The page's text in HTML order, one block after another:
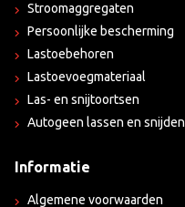
Stroomaggregaten
Persoonlijke bescherming
Lastoebehoren
Lastoevoegmateriaal
Las- en snijtoortsen
Autogeen lassen en snijden
Informatie
Algemene voorwaarden